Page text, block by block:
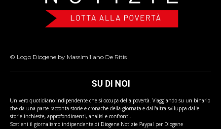
© Logo Diogene by Massimiliano De Ritis
SU DI NOI
Un vero quotidiano indipendente che si occupa della povertà. Viaggiando su un binario
che da una parte racconta storie e cronache della giornata e dall'altra sviluppa dalle
storie inchieste, approfondimenti, analisi e confronti.
Sostieni il giornalismo indipendente di Diogene Notizie Paypal per Diogene